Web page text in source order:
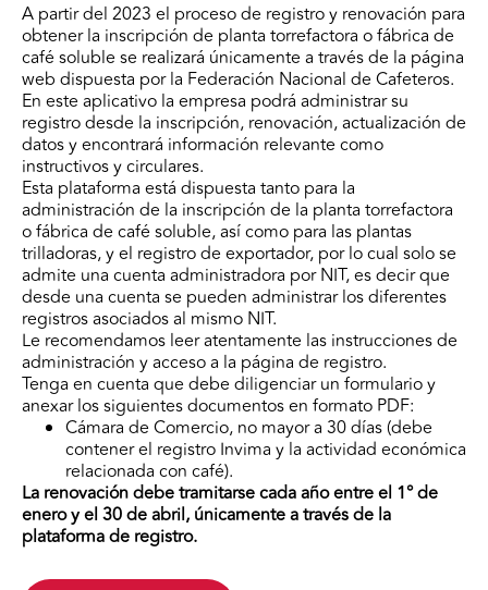
A partir del 2023 el proceso de registro y renovación para
obtener la inscripción de planta torrefactora o fábrica de
café soluble se realizará únicamente a través de la página
web dispuesta por la Federación Nacional de Cafeteros.
En este aplicativo la empresa podrá administrar su
registro desde la inscripción, renovación, actualización de
datos y encontrará información relevante como
instructivos y circulares.
Esta plataforma está dispuesta tanto para la
administración de la inscripción de la planta torrefactora
o fábrica de café soluble, así como para las plantas
trilladoras, y el registro de exportador, por lo cual solo se
admite una cuenta administradora por NIT, es decir que
desde una cuenta se pueden administrar los diferentes
registros asociados al mismo NIT.
Le recomendamos leer atentamente las instrucciones de
administración y acceso a la página de registro.
Tenga en cuenta que debe diligenciar un formulario y
anexar los siguientes documentos en formato PDF:
Cámara de Comercio, no mayor a 30 días (debe
contener el registro Invima y la actividad económica
relacionada con café).
La renovación debe tramitarse cada año entre el 1° de
enero y el 30 de abril, únicamente a través de la
plataforma de registro.